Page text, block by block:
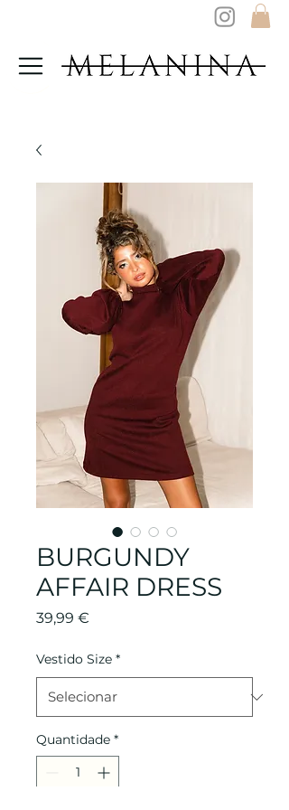
BURGUNDY
AFFAIR DRESS
39,99 €
Vestido Size *
Quantidade *